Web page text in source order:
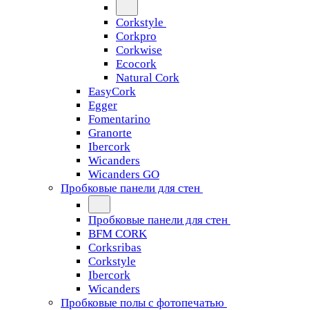
Corkstyle
Corkpro
Corkwise
Ecocork
Natural Cork
EasyCork
Egger
Fomentarino
Granorte
Ibercork
Wicanders
Wicanders GO
Пробковые панели для стен
Пробковые панели для стен
BFM CORK
Corksribas
Corkstyle
Ibercork
Wicanders
Пробковые полы с фотопечатью